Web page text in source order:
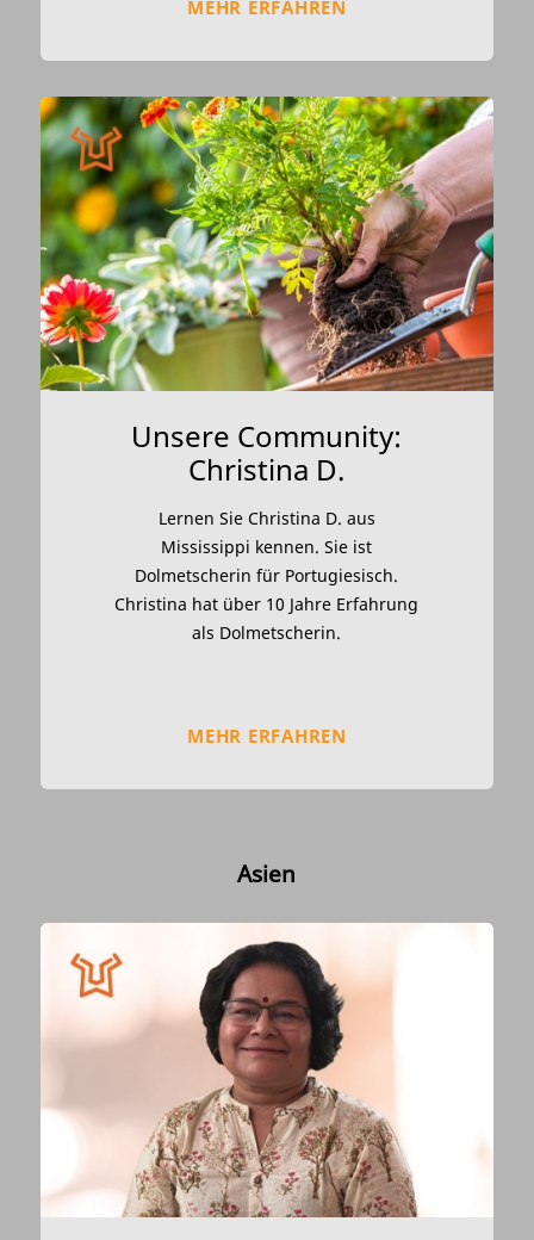
MEHR ERFAHREN
Unsere Community:
Christina D.
Lernen Sie Christina D. aus
Mississippi kennen. Sie ist
Dolmetscherin für Portugiesisch.
Christina hat über 10 Jahre Erfahrung
als Dolmetscherin.
MEHR ERFAHREN
Asien